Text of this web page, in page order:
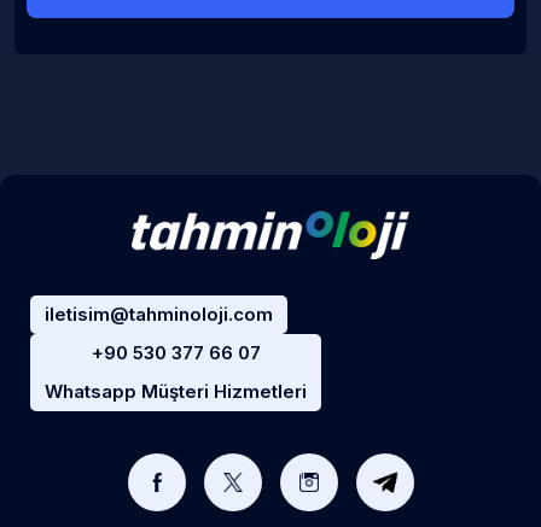
iletisim@tahminoloji.com
+90 530 377 66 07
Whatsapp Müşteri Hizmetleri